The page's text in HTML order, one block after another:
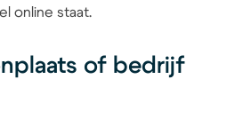
online staat.
of bedrijf